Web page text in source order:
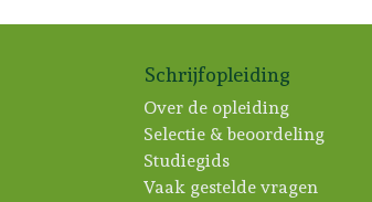
Schrijfopleiding
Over de opleiding
Selectie & beoordeling
Studiegids
Vaak gestelde vragen